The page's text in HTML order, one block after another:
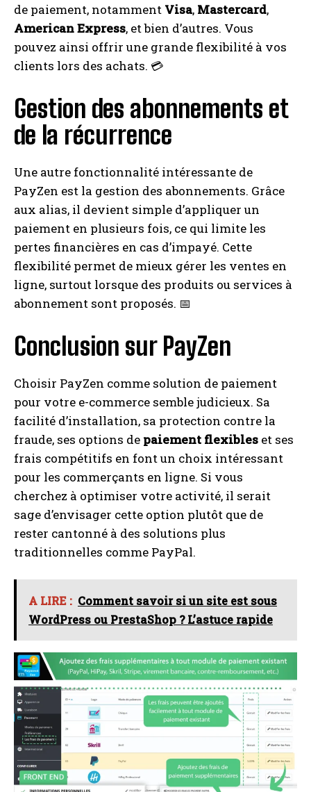
I WANT IN
A LIRE :
les raisons de la chute du trafic SEO sur les
sites e-commerce et comment y remédier
de paiement, notamment Visa, Mastercard,
American Express, et bien d’autres. Vous
pouvez ainsi offrir une grande flexibilité à vos
clients lors des achats. 💳
Gestion des abonnements et
de la récurrence
Une autre fonctionnalité intéressante de
PayZen est la gestion des abonnements. Grâce
aux alias, il devient simple d’appliquer un
paiement en plusieurs fois, ce qui limite les
pertes financières en cas d’impayé. Cette
flexibilité permet de mieux gérer les ventes en
ligne, surtout lorsque des produits ou services à
abonnement sont proposés. 📅
Conclusion sur PayZen
Choisir PayZen comme solution de paiement
pour votre e-commerce semble judicieux. Sa
facilité d’installation, sa protection contre la
fraude, ses options de paiement flexibles et ses
frais compétitifs en font un choix intéressant
pour les commerçants en ligne. Si vous
cherchez à optimiser votre activité, il serait
sage d’envisager cette option plutôt que de
rester cantonné à des solutions plus
traditionnelles comme PayPal.
A LIRE : Comment savoir si un site est sous
WordPress ou PrestaShop ? L’astuce rapide